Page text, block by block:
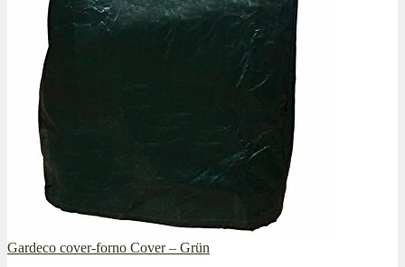
Gardeco cover-forno Cover – Grün